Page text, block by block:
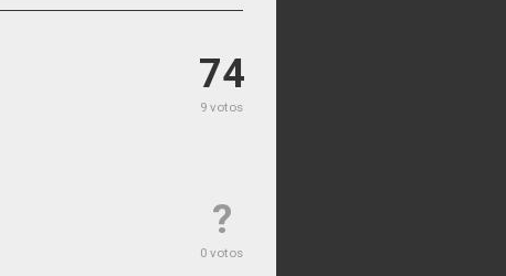
74
9 votos
?
0 votos